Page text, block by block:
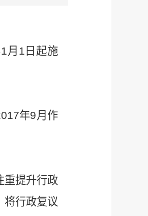
月1日起施
年9月作
重提升行政
将行政复议